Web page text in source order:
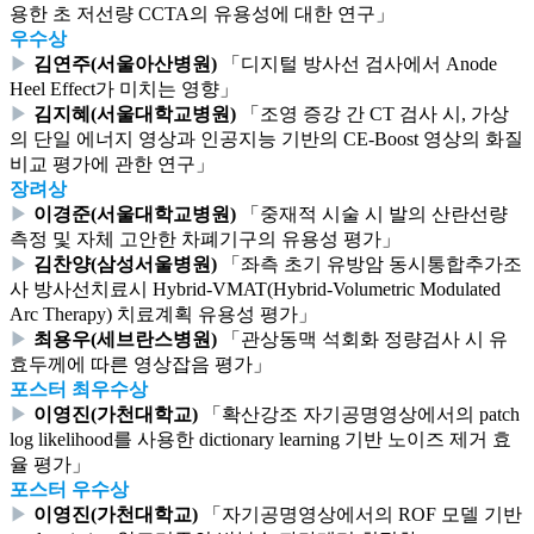
용한 초 저선량 CCTA의 유용성에 대한 연구」
우수상
▶ 김연주(서울아산병원) 「디지털 방사선 검사에서 Anode
Heel Effect가 미치는 영향」
▶ 김지혜(서울대학교병원) 「조영 증강 간 CT 검사 시, 가상
의 단일 에너지 영상과 인공지능 기반의 CE-Boost 영상의 화질
비교 평가에 관한 연구」
장려상
▶ 이경준(서울대학교병원) 「중재적 시술 시 발의 산란선량
측정 및 자체 고안한 차폐기구의 유용성 평가」
▶ 김찬양(삼성서울병원) 「좌측 초기 유방암 동시통합추가조
사 방사선치료시 Hybrid-VMAT(Hybrid-Volumetric Modulated
Arc Therapy) 치료계획 유용성 평가」
▶ 최용우(세브란스병원) 「관상동맥 석회화 정량검사 시 유
효두께에 따른 영상잡음 평가」
포스터 최우수상
▶ 이영진(가천대학교) 「확산강조 자기공명영상에서의 patch
log likelihood를 사용한 dictionary learning 기반 노이즈 제거 효
율 평가」
포스터 우수상
▶ 이영진(가천대학교) 「자기공명영상에서의 ROF 모델 기반